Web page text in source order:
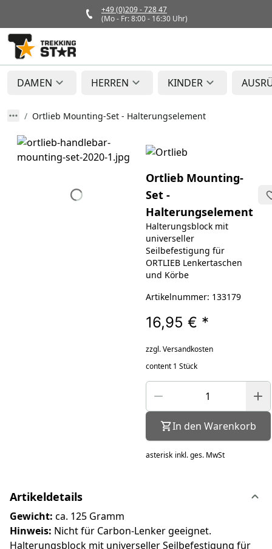
+49 (0)209 - 728 47
(Mo - Fr: 8:00 - 16:30 Uhr)
DAMEN HERREN KINDER
Ortlieb Mounting-Set - Halterungselement
Ortlieb Mounting-
Set -
Halterungselement
Halterungsblock mit
universeller
Seilbefestigung für
ORTLIEB Lenkertaschen
und Körbe
Artikelnummer: 133179
16,95 € *
zzgl. Versandkosten
content 1 Stück
In den Warenkorb
asterisk inkl. ges. MwSt
Artikeldetails
Gewicht: ca. 125 Gramm
Hinweis: Nicht für Carbon-Lenker geeignet.
Halterungsblock mit universeller Seilbefestigung für